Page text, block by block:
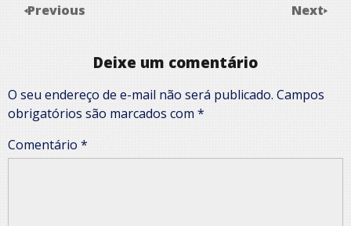
Previous Next
Deixe um comentário
O seu endereço de e-mail não será publicado. Campos
obrigatórios são marcados com *
Comentário *